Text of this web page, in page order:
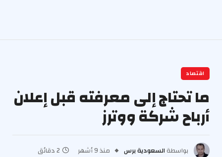
اقتصاد
ما تحتاج إلى معرفته قبل إعلان
أرباح شركة ووترز
بواسطة السعودية برس منذ 9 أشهر
2 دقائق